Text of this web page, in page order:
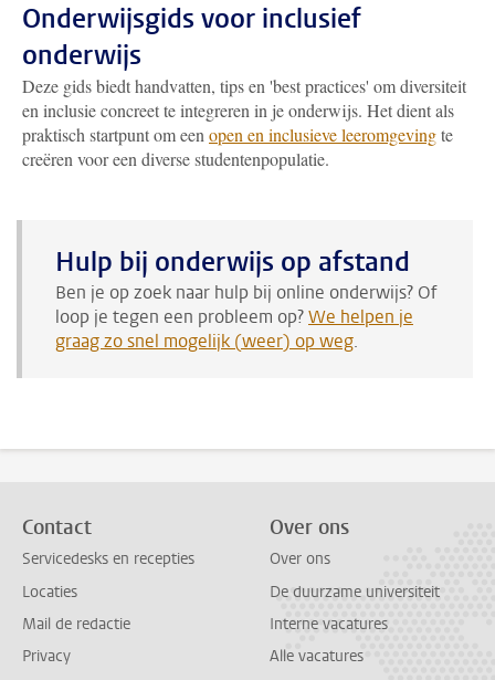
Onderwijsgids voor inclusief
onderwijs
Deze gids biedt handvatten, tips en 'best practices' om diversiteit
en inclusie concreet te integreren in je onderwijs. Het dient als
praktisch startpunt om een open en inclusieve leeromgevingte
creëren voor een diverse studentenpopulatie.
Hulp bij onderwijs op afstand
Ben je op zoek naar hulp bij online onderwijs? Of
loop je tegen een probleem op?We helpen je
graag zo snel mogelijk (weer) op weg.
Contact
Servicedesks en recepties
Locaties
Mail de redactie
Privacy
Over ons
Over ons
De duurzame universiteit
Interne vacatures
Alle vacatures